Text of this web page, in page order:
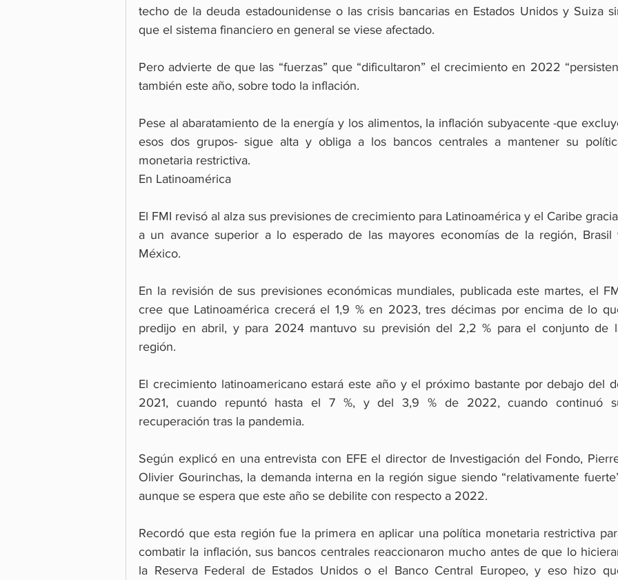
techo de la deuda estadounidense o las crisis bancarias en Estados Unidos y Suiza
que el sistema financiero en general se viese afectado.
Pero advierte de que las “fuerzas” que “dificultaron” el crecimiento en 2022
también este año, sobre todo la inflación.
Pese al abaratamiento de la energía y los alimentos, la inflación subyacente -que
esos dos grupos- sigue alta y obliga a los bancos centrales a mantener su
monetaria restrictiva.
En Latinoamérica
El FMI revisó al alza sus previsiones de crecimiento para Latinoamérica y el Caribe
a un avance superior a lo esperado de las mayores economías de la región, Brasil
México.
En la revisión de sus previsiones económicas mundiales, publicada este martes, el
cree que Latinoamérica crecerá el 1,9 % en 2023, tres décimas por encima de lo
predijo en abril, y para 2024 mantuvo su previsión del 2,2 % para el conjunto de
región.
El crecimiento latinoamericano estará este año y el próximo bastante por debajo del
2021, cuando repuntó hasta el 7 %, y del 3,9 % de 2022, cuando continuó
recuperación tras la pandemia.
Según explicó en una entrevista con EFE el director de Investigación del Fondo,
Olivier Gourinchas, la demanda interna en la región sigue siendo “relativamente
aunque se espera que este año se debilite con respecto a 2022.
Recordó que esta región fue la primera en aplicar una política monetaria restrictiva
combatir la inflación, sus bancos centrales reaccionaron mucho antes de que lo
la Reserva Federal de Estados Unidos o el Banco Central Europeo, y eso hizo